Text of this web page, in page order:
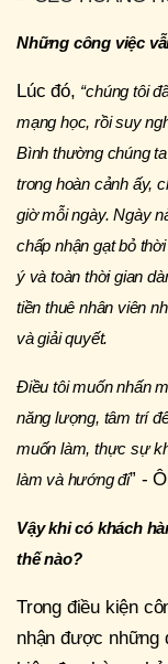
Những công việc
Lúc đó, “chúng tôi
mạng học, rồi suy
Bình thường chúng
trong hoàn cảnh ấy,
giờ mỗi ngày. Ngày
chấp nhận gạt bỏ
ý và toàn thời gian
tiền thuê nhân viên
và giải quyết.
Điều tôi muốn nhấn
năng lượng, tâm trí
muốn làm, thực sự
làm và hướng đi” -
Vậy khi có khách
thế nào?
Trong điều kiện
nhận được những